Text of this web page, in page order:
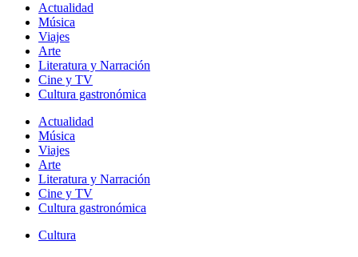
Actualidad
Música
Viajes
Arte
Literatura y Narración
Cine y TV
Cultura gastronómica
Actualidad
Música
Viajes
Arte
Literatura y Narración
Cine y TV
Cultura gastronómica
Cultura